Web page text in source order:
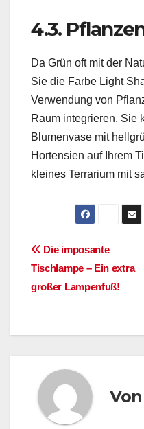
4.3.
Da Grün oft mit der
Sie die Farbe Light
Verwendung von
Raum integrieren. Sie
Blumenvase mit
Hortensien auf Ihrem
kleines Terrarium mit
Die imposante
Tischlampe – Ein extra
großer Lampenfuß!
Von